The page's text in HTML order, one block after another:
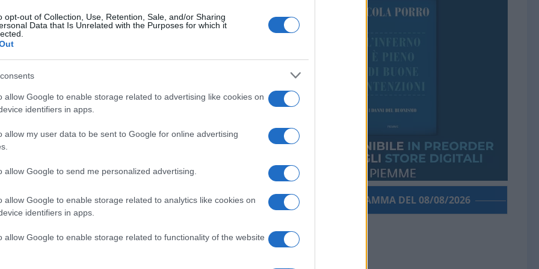
opt-out of Collection, Use, Retention, Sale, and/or Sharing
Data that Is Unrelated with the Purposes for which it
allow Google to enable storage related to advertising like cookies on
identifiers in apps.
allow my user data to be sent to Google for online advertising
allow Google to send me personalized advertising.
allow Google to enable storage related to analytics like cookies on
identifiers in apps.
allow Google to enable storage related to functionality of the website
false fatture”.
si tratterebbe di un espediente
d’affari propedeutico alla
relative ai decreti flussi ed emersione,
illecita”. Ma non solo. In base
riscontri per quanto riguarda il
del tesoriere piddino e del padre
volto piuttosto noto della politica
è stato anche vice sindaco di
di Napoli.
garantista
PORROGRAMMA DEL 08/08/2026